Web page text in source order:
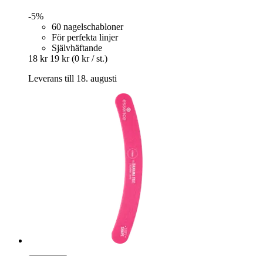
-5%
60 nagelschabloner
För perfekta linjer
Självhäftande
18 kr 19 kr (0 kr / st.)
Leverans till 18. augusti